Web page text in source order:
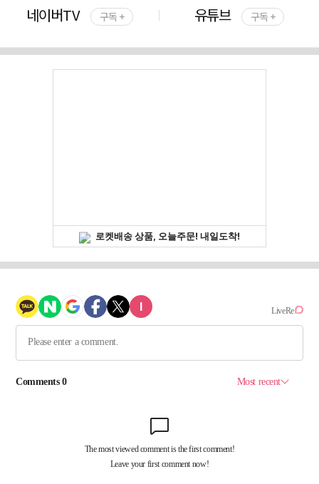
네이버TV 구독 + 유튜브 구독 +